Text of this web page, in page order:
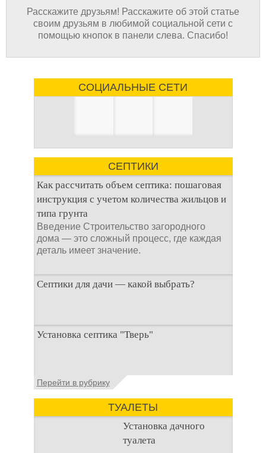
Расскажите друзьям! Расскажите об этой статье
своим друзьям в любимой социальной сети с
помощью кнопок в панели слева. Спасибо!
СОЦИАЛЬНЫЕ СЕТИ
СЕПТИКИ
Как рассчитать объем септика: пошаговая
инструкция с учетом количества жильцов и
типа грунта
Введение Строительство загородного
дома — это сложный процесс, где каждая
деталь имеет значение.
Септики для дачи — какой выбрать?
При строительстве дачи одной из
первоочередных задач становится
Установка септика "Тверь"
Установка септика Тверь - важнейший
аспект утилизации сточных вод в частных
домах и на загородных
Перейти в рубрику
ТУАЛЕТЫ
Установка дачного
туалета